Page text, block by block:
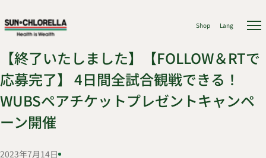
Shop Lang
【終了いたしました】【FOLLOW＆RTで
応募完了】 4日間全試合観戦できる！
WUBSペアチケットプレゼントキャンペ
ーン開催
2023年7月14日